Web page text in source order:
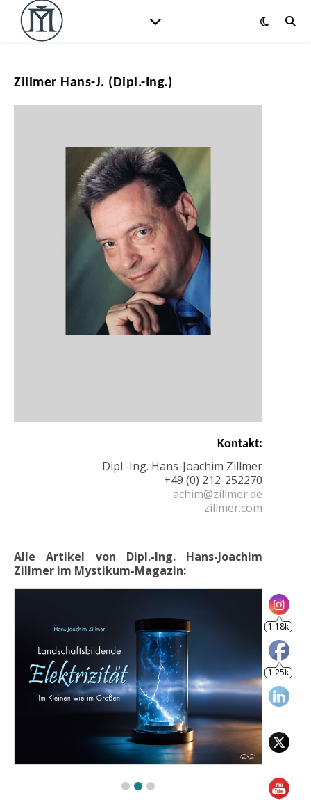
Zillmer Hans-J. (Dipl.-Ing.)
Kontakt:
Dipl.-Ing. Hans-Joachim Zillmer
+49 (0) 212-252270
achim@zillmer.de
zillmer.com
Alle Artikel von Dipl.-Ing. Hans-Joachim
Zillmer im Mystikum-Magazin:
1.25k
805